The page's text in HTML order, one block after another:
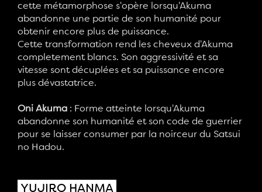
cette métamorphose s'opère lorsqu'Akuma
abandonne une partie de son humanité pour
obtenir encore plus de puissance.
Cette transformation rend les cheveux d'Akuma
completement blancs. Son aggressivité et sa
vitesse sont décuplées et sa puissance encore
plus dévastatrice.
Oni Akuma : Forme atteinte lorsqu'Akuma
abandonne son humanité et son code de guerrier
pour se laisser consumer par la noirceur du Satsui
no Hadou.
YUJIRO HANMA